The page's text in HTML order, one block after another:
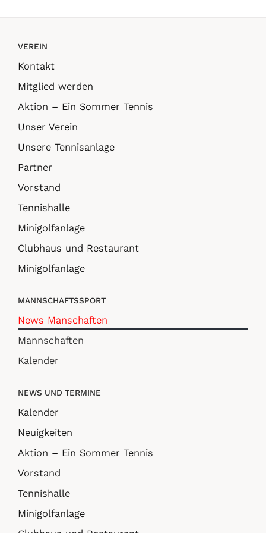
VEREIN
Kontakt
Mitglied werden
Aktion – Ein Sommer Tennis
Unser Verein
Unsere Tennisanlage
Partner
Vorstand
Tennishalle
Minigolfanlage
Clubhaus und Restaurant
Minigolfanlage
MANNSCHAFTSSPORT
News Manschaften
Mannschaften
Kalender
NEWS UND TERMINE
Kalender
Neuigkeiten
Aktion – Ein Sommer Tennis
Vorstand
Tennishalle
Minigolfanlage